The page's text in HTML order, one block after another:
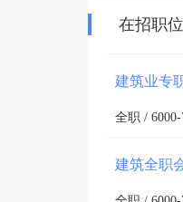
在招职位
建筑业专
全职 /
建筑全职